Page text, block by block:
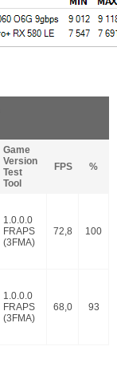
Game
Version
Test
Tool
FPS %
1.0.0.0
FRAPS
(3FMA)
72,8 100
1.0.0.0
FRAPS
(3FMA)
68,0 93